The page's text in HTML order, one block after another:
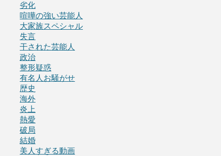
劣化
喧嘩の強い芸能人
大家族スペシャル
失言
干された芸能人
政治
整形疑惑
有名人お騒がせ
歴史
海外
炎上
熱愛
破局
結婚
美人すぎる動画